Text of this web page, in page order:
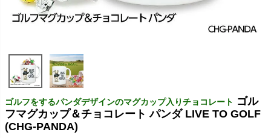
ゴルフをするパンダデザインのマグカップ入りチョコレート ゴル
フマグカップ＆チョコレート パンダ LIVE TO GOLF
(CHG-PANDA)